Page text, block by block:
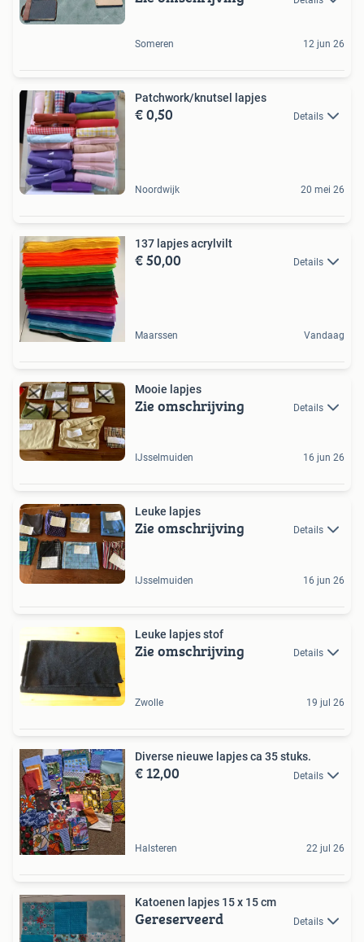
Someren 12 jun 26
Patchwork/knutsel lapjes
€ 0,50 Details
Noordwijk 20 mei 26
137 lapjes acrylvilt
€ 50,00 Details
Maarssen Vandaag
Mooie lapjes
Zie omschrijving Details
IJsselmuiden 16 jun 26
Leuke lapjes
Zie omschrijving Details
IJsselmuiden 16 jun 26
Leuke lapjes stof
Zie omschrijving Details
Zwolle 19 jul 26
Diverse nieuwe lapjes ca 35 stuks.
€ 12,00 Details
Halsteren 22 jul 26
Katoenen lapjes 15 x 15 cm
Gereserveerd Details